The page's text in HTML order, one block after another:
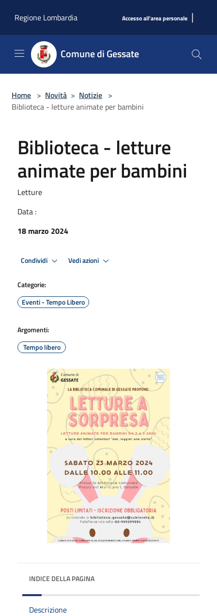
Regione Lombardia
Accesso all'area personale |
Comune di Gessate
Home > Novità > Notizie >
Biblioteca - letture animate per bambini
Biblioteca - letture
animate per bambini
Letture
Data :
18 marzo 2024
Condividi Vedi azioni
Categorie:
Eventi - Tempo Libero
Argomenti:
Tempo libero
INDICE DELLA PAGINA
Descrizione